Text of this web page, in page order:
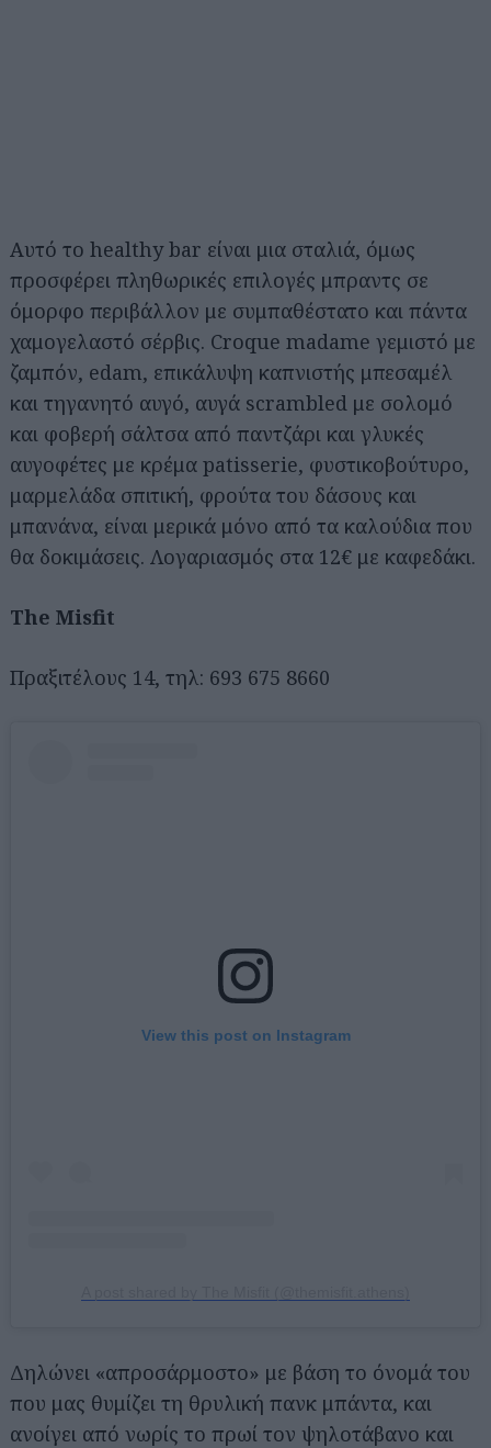
Αυτό το healthy bar είναι μια σταλιά, όμως
προσφέρει πληθωρικές επιλογές μπραντς σε
όμορφο περιβάλλον με συμπαθέστατο και πάντα
χαμογελαστό σέρβις. Croque madame γεμιστό με
ζαμπόν, edam, επικάλυψη καπνιστής μπεσαμέλ
και τηγανητό αυγό, αυγά scrambled με σολομό
και φοβερή σάλτσα από παντζάρι και γλυκές
αυγoφέτες με κρέμα patisserie, φυστικοβούτυρο,
μαρμελάδα σπιτική, φρούτα του δάσους και
μπανάνα, είναι μερικά μόνο από τα καλούδια που
θα δοκιμάσεις. Λογαριασμός στα 12€ με καφεδάκι.
The Misfit
Πραξιτέλους 14, τηλ: 693 675 8660
View this post on Instagram
Δηλώνει «απροσάρμοστο» με βάση το όνομά του
που μας θυμίζει τη θρυλική πανκ μπάντα, και
ανοίγει από νωρίς το πρωί τον ψηλοτάβανο και